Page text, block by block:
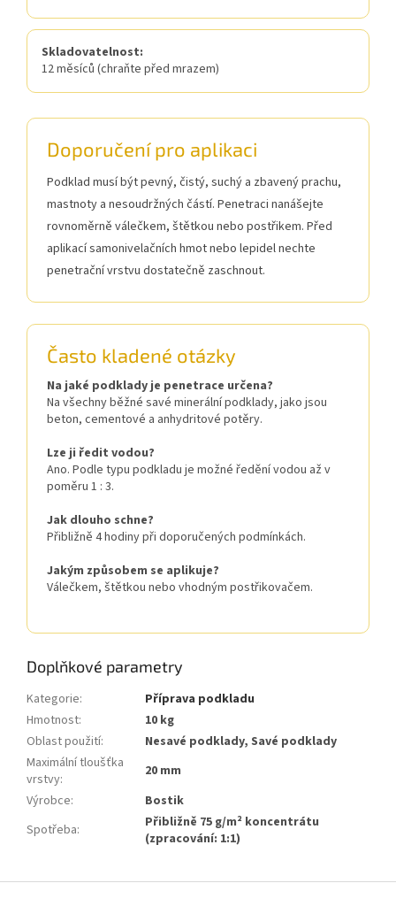
Skladovatelnost:
12 měsíců (chraňte před mrazem)
Doporučení pro aplikaci
Podklad musí být pevný, čistý, suchý a zbavený prachu,
mastnoty a nesoudržných částí. Penetraci nanášejte
rovnoměrně válečkem, štětkou nebo postřikem. Před
aplikací samonivelačních hmot nebo lepidel nechte
penetrační vrstvu dostatečně zaschnout.
Často kladené otázky
Na jaké podklady je penetrace určena?
Na všechny běžné savé minerální podklady, jako jsou
beton, cementové a anhydritové potěry.
Lze ji ředit vodou?
Ano. Podle typu podkladu je možné ředění vodou až v
poměru 1 : 3.
Jak dlouho schne?
Přibližně 4 hodiny při doporučených podmínkách.
Jakým způsobem se aplikuje?
Válečkem, štětkou nebo vhodným postřikovačem.
Doplňkové parametry
Kategorie:
Příprava podkladu
Hmotnost:
10 kg
Oblast použití:
Nesavé podklady, Savé podklady
Maximální tloušťka
vrstvy:
20 mm
Výrobce:
Bostik
Spotřeba:
Přibližně 75 g/m² koncentrátu
(zpracování: 1:1)